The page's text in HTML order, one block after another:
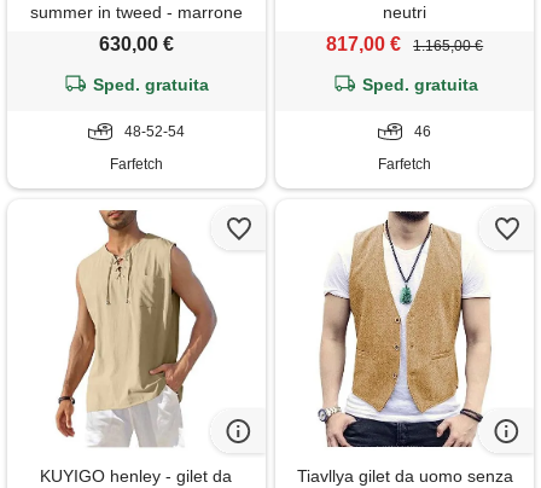
summer in tweed - marrone
630,00 €
Sped. gratuita
48-52-54
Farfetch
neutri
817,00 € 1.165,00 €
Sped. gratuita
46
Farfetch
KUYIGO henley - gilet da
Tiavllya gilet da uomo senza